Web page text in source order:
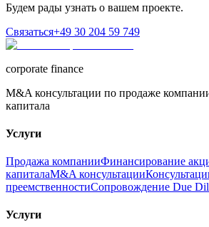
Будем рады узнать о вашем проекте.
Связаться+49 30 204 59 749
corporate finance
M&A консультации по продаже
капитала
Услуги
Продажа компанииФинансирование
капиталаM&A консультации
преемственностиСопровождение Due
Услуги